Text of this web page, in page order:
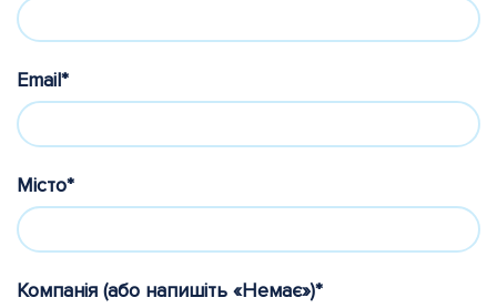
Email*
Місто*
Компанія (або напишіть «Немає»)*